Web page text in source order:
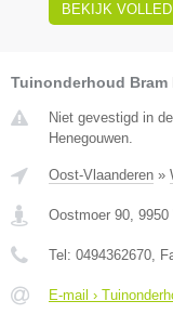
BEKIJK
Tuinonderhoud Bram
Niet gevestigd in
Henegouwen.
Oost-Vlaanderen »
Oostmoer 90, 9950
Tel: 0494362670,
E-mail ›